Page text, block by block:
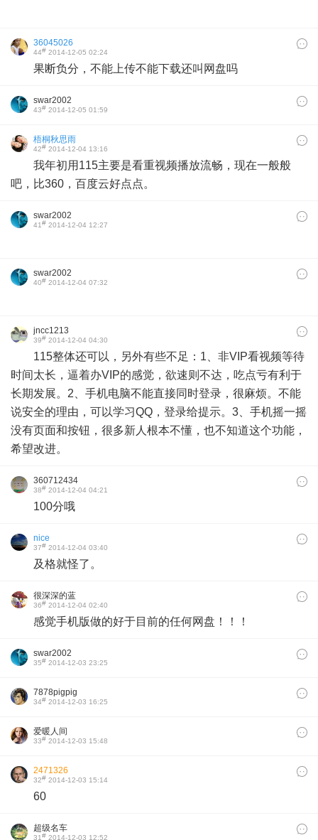
36045026
44# 2014-12-05 02:24
果断负分，不能上传不能下载还叫网盘吗
swar2002
43# 2014-12-05 01:59
梧桐秋思雨
42# 2014-12-04 13:16
我年初用115主要是看重视频播放流畅，现在一般般
吧，比360，百度云好点点。
swar2002
41# 2014-12-04 12:27
swar2002
40# 2014-12-04 07:32
jncc1213
39# 2014-12-04 04:30
115整体还可以，另外有些不足：1、非VIP看视频等待
时间太长，逼着办VIP的感觉，欲速则不达，吃点亏有利于
长期发展。2、手机电脑不能直接同时登录，很麻烦。不能
说安全的理由，可以学习QQ，登录给提示。3、手机摇一摇
没有页面和按钮，很多新人根本不懂，也不知道这个功能，
希望改进。
360712434
38# 2014-12-04 04:21
100分哦
nice
37# 2014-12-04 03:40
及格就怪了。
很深深的蓝
36# 2014-12-04 02:40
感觉手机版做的好于目前的任何网盘！！！
swar2002
35# 2014-12-03 23:25
7878pigpig
34# 2014-12-03 16:25
爱暖人间
33# 2014-12-03 15:48
2471326
32# 2014-12-03 15:14
60
超级名车
31# 2014-12-03 12:52